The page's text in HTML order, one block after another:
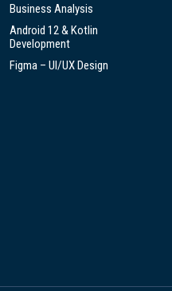
Business Analysis
Android 12 & Kotlin
Development
Figma – UI/UX Design